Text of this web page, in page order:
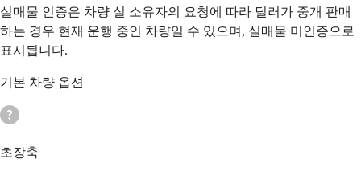
실매물 인증은 차량 실 소유자의 요청에 따라 딜러가 중개 판매
하는 경우 현재 운행 중인 차량일 수 있으며, 실매물 미인증으로
표시됩니다.
기본 차량 옵션
초장축